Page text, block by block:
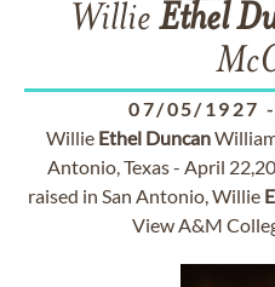
Willie Ethel
07/05/1927 -
Willie Ethel Duncan
Antonio, Texas - April
raised in San Antonio, Willie
View A&M